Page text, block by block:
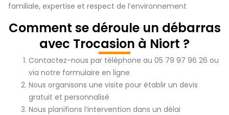
familiale, expertise et respect de l’environnement
Comment se déroule un débarras
avec Trocasion à Niort ?
Contactez-nous par téléphone au 05 79 97 96 26 ou
via notre formulaire en ligne
Nous organisons une visite pour établir un devis
gratuit et personnalisé
Nous planifions l’intervention dans un délai